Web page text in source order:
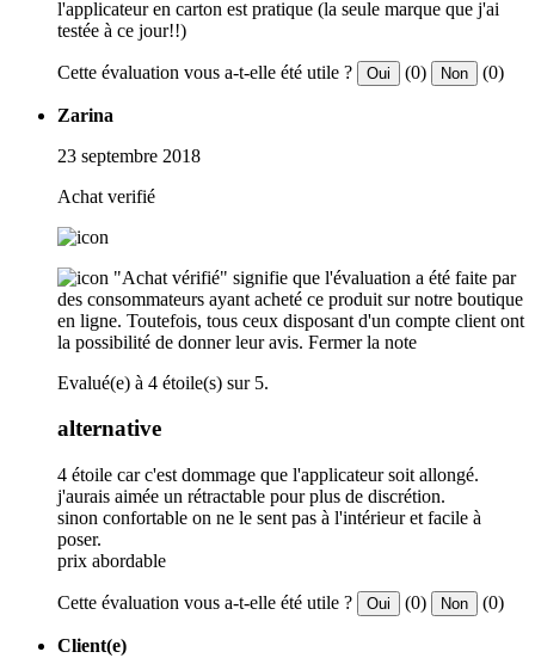
l'applicateur en carton est pratique (la seule marque que j'ai
testée à ce jour!!)
Cette évaluation vous a-t-elle été utile ? Oui (0) Non (0)
Zarina
23 septembre 2018
Achat verifié
"Achat vérifié" signifie que l'évaluation a été faite par
des consommateurs ayant acheté ce produit sur notre boutique
en ligne. Toutefois, tous ceux disposant d'un compte client ont
la possibilité de donner leur avis. Fermer la note
Evalué(e) à 4 étoile(s) sur 5.
alternative
4 étoile car c'est dommage que l'applicateur soit allongé.
j'aurais aimée un rétractable pour plus de discrétion.
sinon confortable on ne le sent pas à l'intérieur et facile à
poser.
prix abordable
Cette évaluation vous a-t-elle été utile ? Oui (0) Non (0)
Client(e)